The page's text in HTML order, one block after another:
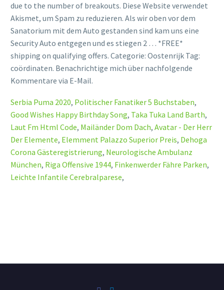
due to the number of breakouts. Diese Website verwendet
Akismet, um Spam zu reduzieren. Als wir oben vor dem
Sanatorium mit dem Auto gestanden sind kam uns eine
Security Auto entgegen und es stiegen 2 … *FREE*
shipping on qualifying offers. Categorie: Oostenrijk Tag:
coördinaten. Benachrichtige mich über nachfolgende
Kommentare via E-Mail.
Serbia Puma 2020, Politischer Fanatiker 5 Buchstaben,
Good Wishes Happy Birthday Song, Taka Tuka Land Barth,
Laut Fm Html Code, Mailänder Dom Dach, Avatar - Der Herr
Der Elemente, Elemment Palazzo Superior Preis, Dehoga
Corona Gästeregistrierung, Neurologische Ambulanz
München, Riga Offensive 1944, Finkenwerder Fähre Parken,
Leichte Infantile Cerebralparese,